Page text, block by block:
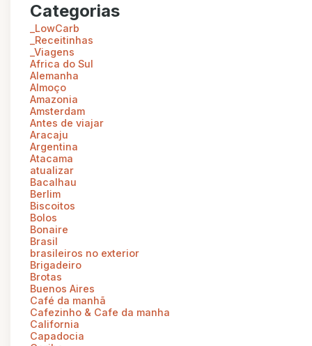
Categorias
_LowCarb
_Receitinhas
_Viagens
Africa do Sul
Alemanha
Almoço
Amazonia
Amsterdam
Antes de viajar
Aracaju
Argentina
Atacama
atualizar
Bacalhau
Berlim
Biscoitos
Bolos
Bonaire
Brasil
brasileiros no exterior
Brigadeiro
Brotas
Buenos Aires
Café da manhã
Cafezinho & Cafe da manha
California
Capadocia